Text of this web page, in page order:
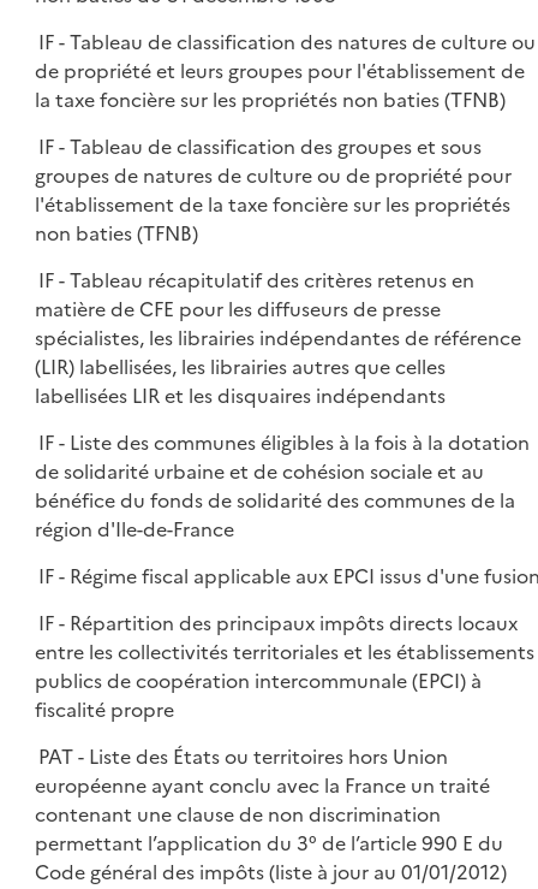
IF - Tableau de classification des natures de culture ou
de propriété et leurs groupes pour l'établissement de
la taxe foncière sur les propriétés non baties (TFNB)
IF - Tableau de classification des groupes et sous
groupes de natures de culture ou de propriété pour
l'établissement de la taxe foncière sur les propriétés
non baties (TFNB)
IF - Tableau récapitulatif des critères retenus en
matière de CFE pour les diffuseurs de presse
spécialistes, les librairies indépendantes de référence
(LIR) labellisées, les librairies autres que celles
labellisées LIR et les disquaires indépendants
IF - Liste des communes éligibles à la fois à la dotation
de solidarité urbaine et de cohésion sociale et au
bénéfice du fonds de solidarité des communes de la
région d'Ile-de-France
IF - Régime fiscal applicable aux EPCI issus d'une
IF - Répartition des principaux impôts directs locaux
entre les collectivités territoriales et les établissements
publics de coopération intercommunale (EPCI) à
fiscalité propre
PAT - Liste des États ou territoires hors Union
européenne ayant conclu avec la France un traité
contenant une clause de non discrimination
permettant l’application du 3° de l’article 990 E du
Code général des impôts (liste à jour au 01/01/2012)